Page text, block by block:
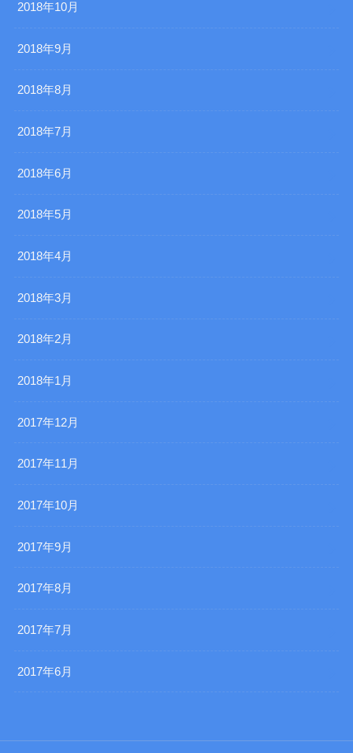
2018年10月
2018年9月
2018年8月
2018年7月
2018年6月
2018年5月
2018年4月
2018年3月
2018年2月
2018年1月
2017年12月
2017年11月
2017年10月
2017年9月
2017年8月
2017年7月
2017年6月